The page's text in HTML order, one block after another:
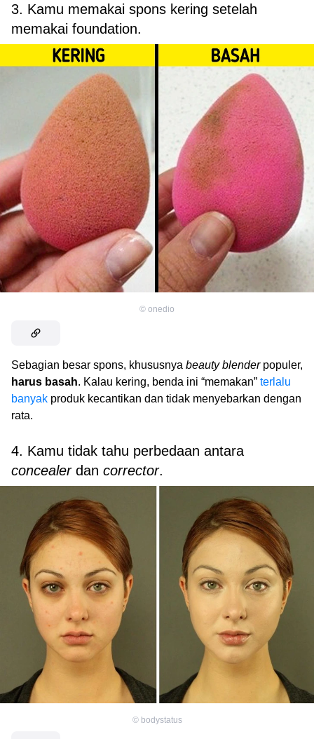
3. Kamu memakai spons kering setelah
memakai foundation.
© onedio
Sebagian besar spons, khususnya beauty blenderpopuler,
harus basah. Kalau kering, benda ini “memakan” terlalu
banyak produk kecantikan dan tidak menyebarkan dengan
rata.
4. Kamu tidak tahu perbedaan antara
concealer dan corrector.
© bodystatus